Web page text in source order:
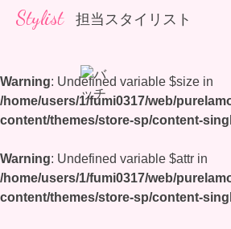
Stylist 担当スタイリスト
Warning: Undefined variable $size in
/home/users/1/fumi0317/web/
content/themes/store-sp/content-
Warning: Undefined variable $attr in
/home/users/1/fumi0317/web/
content/themes/store-sp/content-